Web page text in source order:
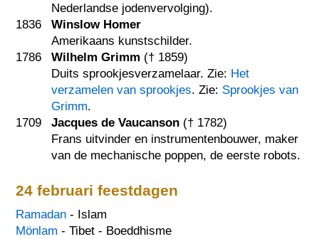
Nederlandse jodenvervolging).
1836
Winslow Homer
Amerikaans kunstschilder.
1786
Wilhelm Grimm († 1859)
Duits sprookjesverzamelaar. Zie: Het
verzamelen van sprookjes. Zie: Sprookjes van
Grimm.
1709
Jacques de Vaucanson († 1782)
Frans uitvinder en instrumentenbouwer, maker
van de mechanische poppen, de eerste robots.
24 februari feestdagen
Ramadan - Islam
Mönlam - Tibet - Boeddhisme